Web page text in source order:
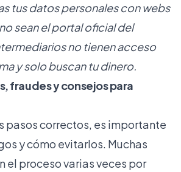
tus datos personales con webs
sean el portal oficial del
no tienen acceso
y solo buscan tu dinero.
fraudes y consejos para
pasos correctos, es importante
y cómo evitarlos. Muchas
el proceso varias veces por